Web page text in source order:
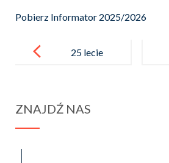
Pobierz Informator 2025/2026
navigation
25 lecie
ZNAJDŹ NAS